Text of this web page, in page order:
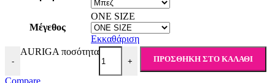
Μέγεθος
ONE SIZE
Εκκαθάριση
-
AURIGA ποσότητα
+ ΠΡΟΣΘΉΚΗ ΣΤΟ ΚΑΛΆΘΙ